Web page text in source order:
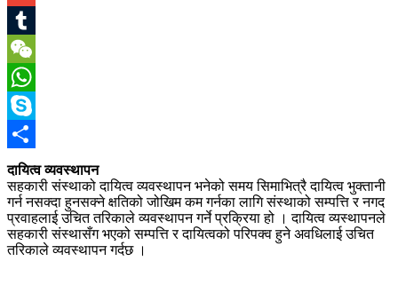
Gmail
Tumblr
WeChat
WhatsApp
Skype
Share
दायित्व व्यवस्थापन
सहकारी संस्थाको दायित्व व्यवस्थापन भनेको समय सिमाभित्रै दायित्व भुक्तानी
गर्न नसक्दा हुनसक्ने क्षतिको जोखिम कम गर्नका लागि संस्थाको सम्पत्ति र नगद
प्रवाहलाई उचित तरिकाले व्यवस्थापन गर्ने प्रक्रिया हो । दायित्व व्यस्थापनले
सहकारी संस्थासँग भएको सम्पत्ति र दायित्वको परिपक्व हुने अवधिलाई उचित
तरिकाले व्यवस्थापन गर्दछ ।